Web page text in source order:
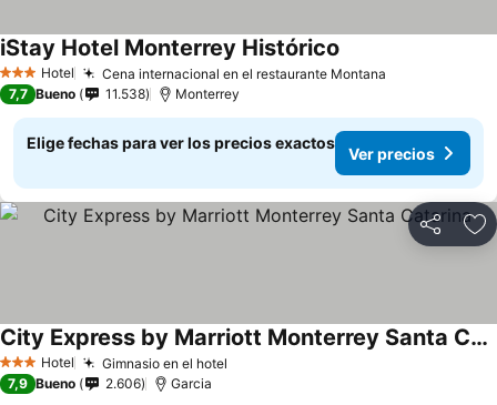
3 Estrellas
Hotel Cena internacional en el restaurante Montana
iStay Hotel Monterrey Histórico
7,7 Bueno 11.538 Monterrey
Elige fechas para ver los precios exactos
Ver precios
Compartir
3 Estrellas
Hotel Gimnasio en el hotel
City Express by Marriott Monterrey Santa Catarina
7,9 Bueno 2.606 Garcia